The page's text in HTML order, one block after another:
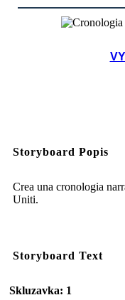
Storyboard Popis
Crea una cronologia
Uniti.
Storyboard Text
Skluzavka: 1